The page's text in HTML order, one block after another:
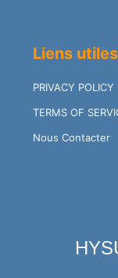
Liens utiles
PRIVACY POLICY
TERMS OF
Nous Contacter